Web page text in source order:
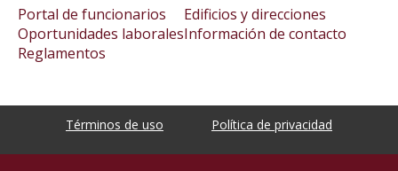
Portal de funcionarios
Oportunidades laborales
Reglamentos
Edificios y direcciones
Información de contacto
Términos de uso Política de privacidad